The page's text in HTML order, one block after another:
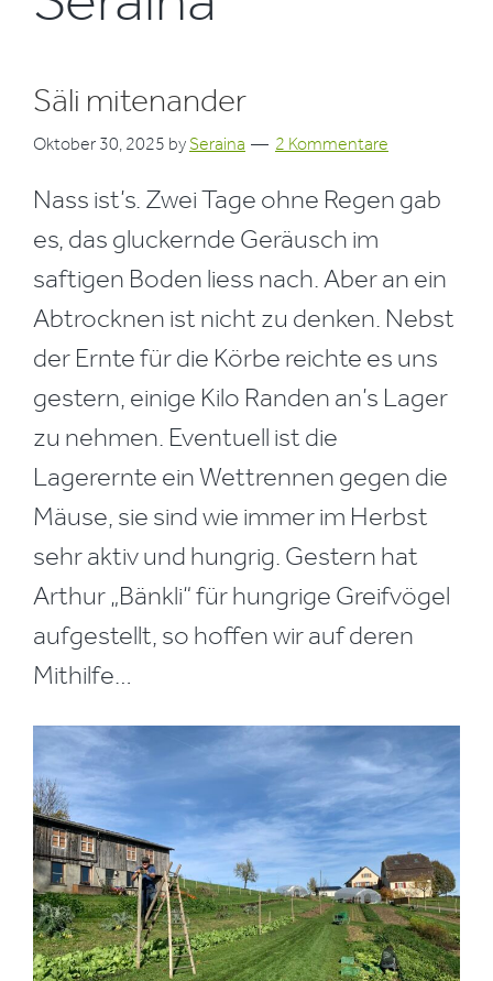
Säli mitenander
Oktober 30, 2025 by Seraina 2 Kommentare
Nass ist’s. Zwei Tage ohne Regen gab
es, das gluckernde Geräusch im
saftigen Boden liess nach. Aber an ein
Abtrocknen ist nicht zu denken. Nebst
der Ernte für die Körbe reichte es uns
gestern, einige Kilo Randen an’s Lager
zu nehmen. Eventuell ist die
Lagerernte ein Wettrennen gegen die
Mäuse, sie sind wie immer im Herbst
sehr aktiv und hungrig. Gestern hat
Arthur „Bänkli“ für hungrige Greifvögel
aufgestellt, so hoffen wir auf deren
Mithilfe…